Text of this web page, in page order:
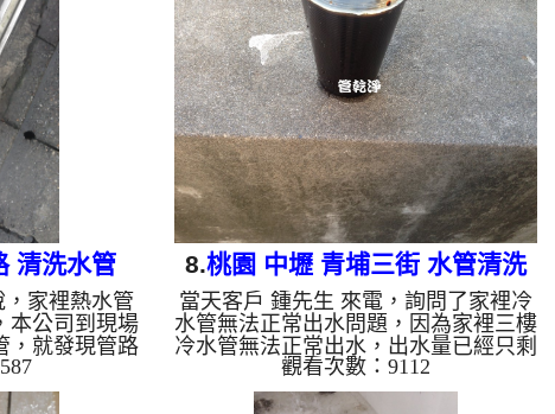
塊一塊的異
施先生 看了
管路堵住兩
洗水管 ， 水
管已正常出
。 清洗水管,
堵塞, 熱水忽
...
水龍頭噴出，而且都有帶黑色異物，如
下圖及影片，客戶 劉先生 說才知道原
來用髒水那麼多年，清洗過程中，管路
堵住數次，本公司改用特殊工法 洗水
管 ， 水管清洗 約三個小時後，水管出
水已正常，劉先生 能正常用水了。 清
洗水管, 水管清洗, 洗水管, 熱水管堵塞,
熱水忽...
清洗水管
家裡熱水管
本公司到現場
，就發現管路
讓水無法通
是如此，本公
8.桃園 中壢 青埔三街 水管清洗
當天客戶 鍾先生 來電，詢問了家裡冷
水管無法正常出水問題，因為家裡三樓
冷水管無法正常出水，出水量已經只剩
下水滴，本公司到現場檢測，發現管路
中被異物填滿，本公司架設 管路清洗
觀看次數：9112